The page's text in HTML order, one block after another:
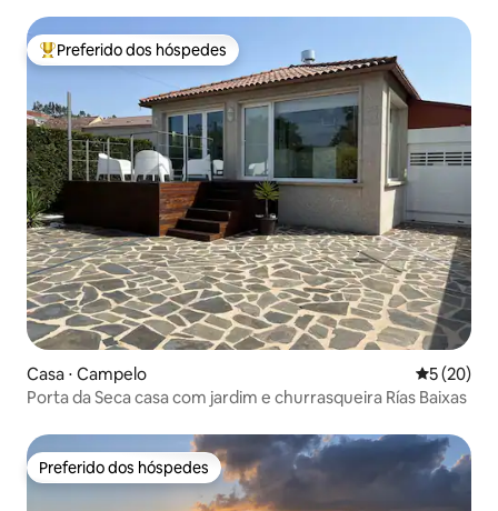
Entre os melhores preferidos dos hóspedes
Preferido dos hóspedes
Casa ⋅ Campelo 5 de uma
5 (20)
Porta da Seca casa com jardim e churrasqueira Rías Baixas
Preferido dos hóspedes
Preferido dos hóspedes